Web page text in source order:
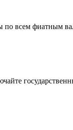
по всем фиатным